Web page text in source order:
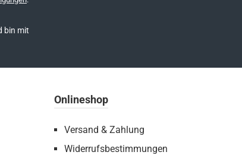
bin mit
Onlineshop
Versand & Zahlung
Widerrufsbestimmungen